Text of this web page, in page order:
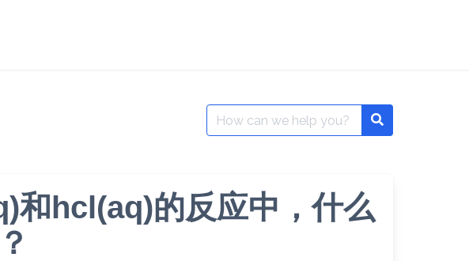
Search
for:
Search
和hcl(aq)的反应中，什么